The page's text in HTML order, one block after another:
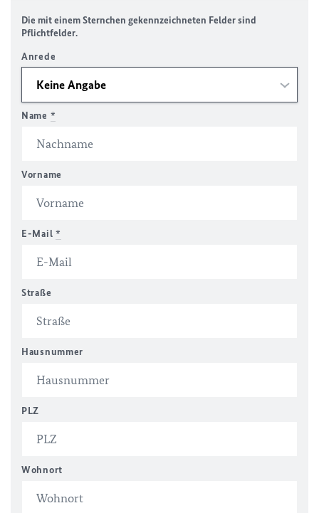
Die mit einem Sternchen gekennzeichneten Felder sind
Pflichtfelder.
Anrede
Name *
Vorname
E-Mail *
Straße
Hausnummer
PLZ
Wohnort